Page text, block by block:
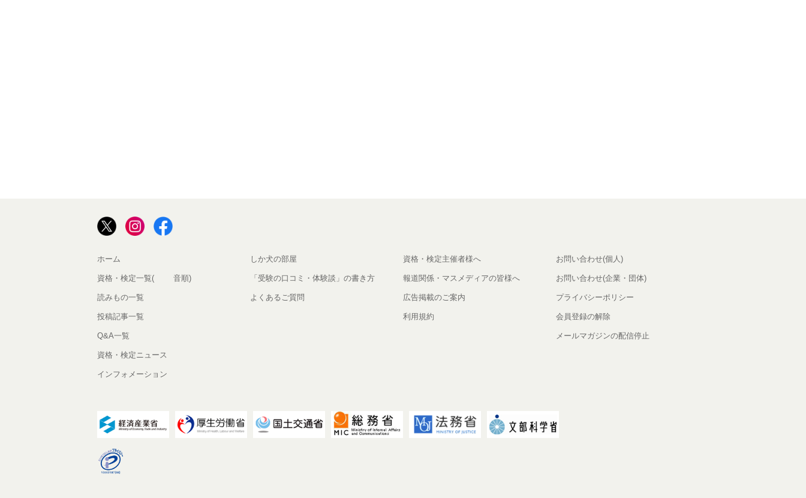
ホーム
資格・検定一覧(50音順)
読みもの一覧
投稿記事一覧
Q&A一覧
資格・検定ニュース
インフォメーション
しか犬の部屋
「受験の口コミ・体験談」の書き方
よくあるご質問
資格・検定主催者様へ
報道関係・マスメディアの皆様へ
広告掲載のご案内
利用規約
お問い合わせ(個人)
お問い合わせ(企業・団体)
プライバシーポリシー
会員登録の解除
メールマガジンの配信停止